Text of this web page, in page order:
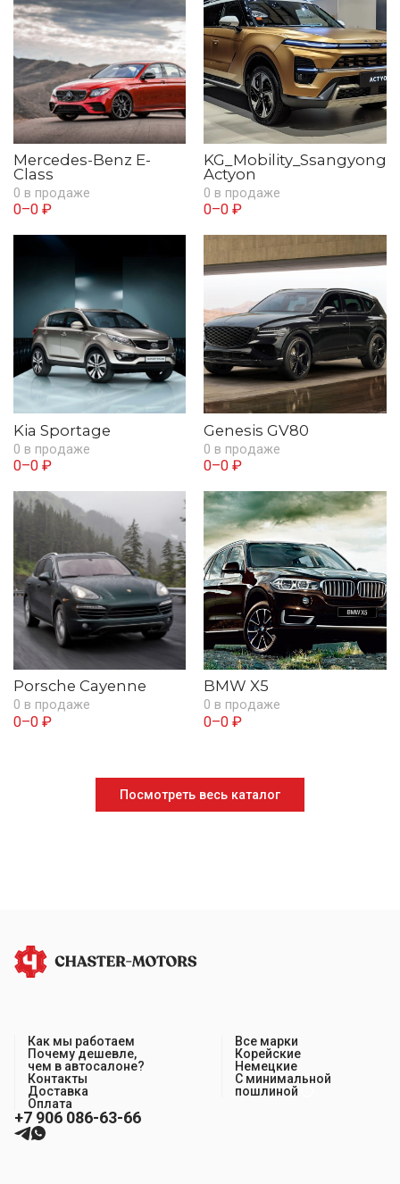
Mercedes-Benz E-
Class
0 в продаже
0–0 ₽
KG_Mobility_Ssangyong
Actyon
0 в продаже
0–0 ₽
Kia Sportage
0 в продаже
0–0 ₽
Genesis GV80
0 в продаже
0–0 ₽
Porsche Cayenne
0 в продаже
0–0 ₽
BMW X5
0 в продаже
0–0 ₽
Посмотреть весь каталог
Как мы работаем
Почему дешевле,
чем в автосалоне?
Контакты
Доставка
Оплата
Все марки
Корейские
Немецкие
С минимальной
пошлиной
+7 906 086-63-66